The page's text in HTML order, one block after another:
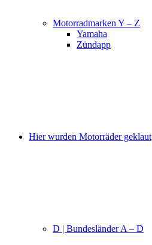
Motorradmarken Y – Z
Yamaha
Zündapp
Hier wurden Motorräder geklaut
D | Bundesländer A – D